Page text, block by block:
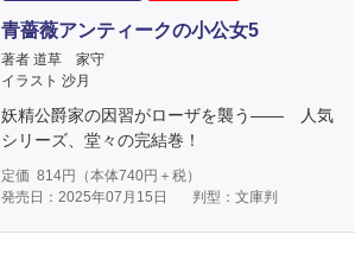
青薔薇アンティークの小公女5
著者 道草 家守
イラスト 沙月
妖精公爵家の因習がローザを襲う―― 人気
シリーズ、堂々の完結巻！
定価 814円（本体740円＋税）
発売日：2025年07月15日
判型：文庫判